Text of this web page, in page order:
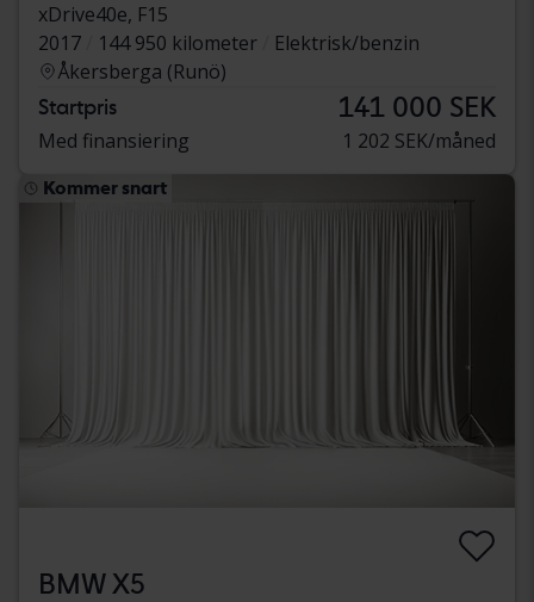
xDrive40e, F15
2017
144 950 kilometer
Elektrisk/benzin
Åkersberga (Runö)
Startpris 141 000 SEK
Med finansiering 1 202 SEK/måned
Kommer snart
BMW X5